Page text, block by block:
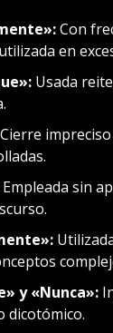
Con
en
Usada
Cierre
Empleada sin
y «Nunca»:
dicotómico.